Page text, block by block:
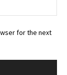
for the next